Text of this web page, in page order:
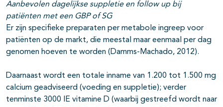
Aanbevolen dagelijkse suppletie en follow up bij
patiënten met een GBP of SG
Er zijn specifieke preparaten per metabole ingreep voor
patiënten op de markt, die meestal maar eenmaal per dag
genomen hoeven te worden (Damms-Machado, 2012).
Daarnaast wordt een totale inname van 1.200 tot 1.500 mg
calcium geadviseerd (voeding en suppletie); verder
tenminste 3000 IE vitamine D (waarbij gestreefd wordt naar